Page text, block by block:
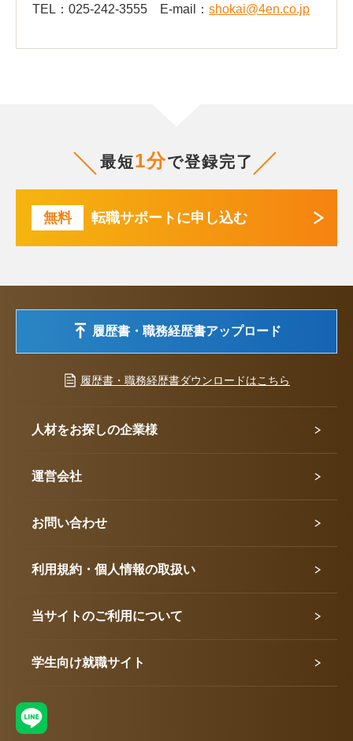
TEL：025-242-3555 E-mail： shokai@4en.co.jp
最短1分で登録完了
無料 転職サポートに申し込む
履歴書・職務経歴書アップロード
履歴書・職務経歴書ダウンロードはこちら
人材をお探しの企業様
運営会社
お問い合わせ
利用規約・個人情報の取扱い
当サイトのご利用について
学生向け就職サイト